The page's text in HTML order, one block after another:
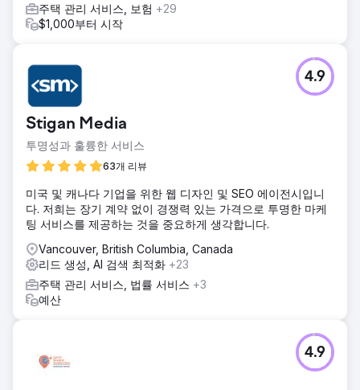
주택 관리 서비스, 보험 +29
$1,000부터 시작
Stigan Media
투명성과 훌륭한 서비스
63개 리뷰
4.9
미국 및 캐나다 기업을 위한 웹 디자인 및 SEO 에이전시입니
다. 저희는 장기 계약 없이 경쟁력 있는 가격으로 투명한 마케
팅 서비스를 제공하는 것을 중요하게 생각합니다.
Vancouver, British Columbia, Canada
리드 생성, AI 검색 최적화 +23
주택 관리 서비스, 법률 서비스 +3
예산
4.9